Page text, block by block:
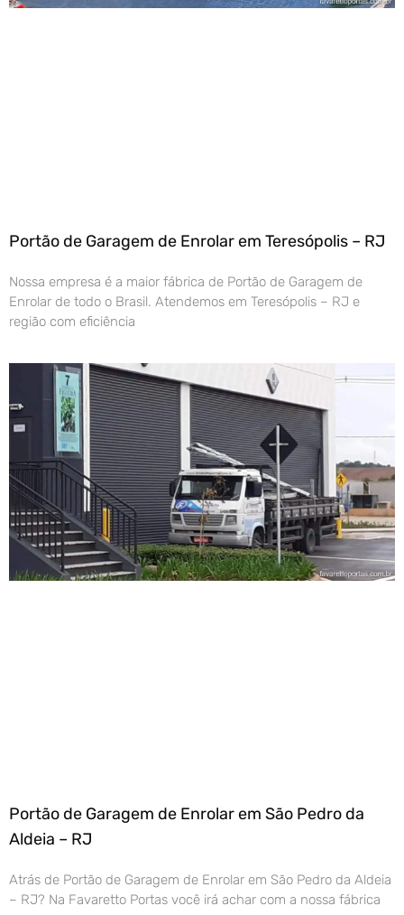
Portão de Garagem de Enrolar em Teresópolis – RJ
Nossa empresa é a maior fábrica de Portão de Garagem de
Enrolar de todo o Brasil. Atendemos em Teresópolis – RJ e
região com eficiência
Portão de Garagem de Enrolar em São Pedro da
Aldeia – RJ
Atrás de Portão de Garagem de Enrolar em São Pedro da Aldeia
– RJ? Na Favaretto Portas você irá achar com a nossa fábrica